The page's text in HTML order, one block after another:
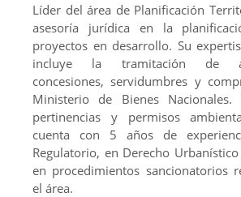
Líder del área de Planificación
asesoría jurídica en la
proyectos en desarrollo. Su
incluye la tramitación de
concesiones, servidumbres y
Ministerio de Bienes Nacionales.
pertinencias y permisos
cuenta con 5 años de
Regulatorio, en Derecho
en procedimientos sancionatorios
el área.